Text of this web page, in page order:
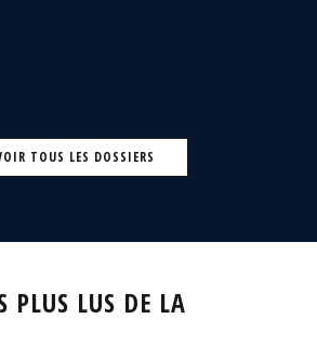
TOUS LES DOSSIERS
PLUS LUS DE LA